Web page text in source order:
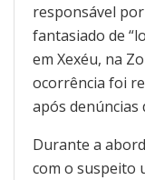
responsável
fantasiado de
em Xexéu, na
ocorrência foi
após denúncias
Durante a
com o suspeito